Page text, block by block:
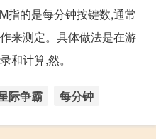
指的是每分钟按键数,通常
来测定。具体做法是在游
和计算,然。
际争霸 每分钟